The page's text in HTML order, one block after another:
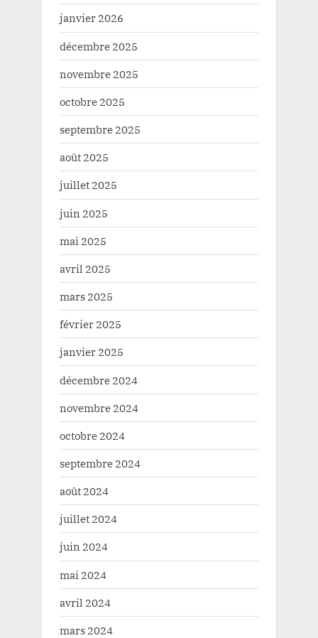
janvier 2026
décembre 2025
novembre 2025
octobre 2025
septembre 2025
août 2025
juillet 2025
juin 2025
mai 2025
avril 2025
mars 2025
février 2025
janvier 2025
décembre 2024
novembre 2024
octobre 2024
septembre 2024
août 2024
juillet 2024
juin 2024
mai 2024
avril 2024
mars 2024